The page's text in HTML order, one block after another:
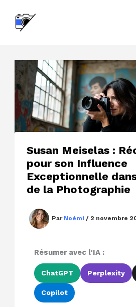
contenu
Susan Meiselas :
pour son Influence
Exceptionnelle
de la Photographie
Par Noémi / 2 novembre
Résumer avec l'IA :
ChatGPT Perplexity
Copilot